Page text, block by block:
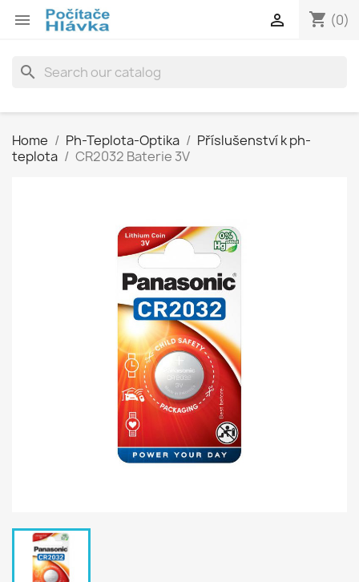
 shopping_cart (0)

search
Home Ph-Teplota-Optika
Příslušenství k ph-
teplota
CR2032 Baterie 3V